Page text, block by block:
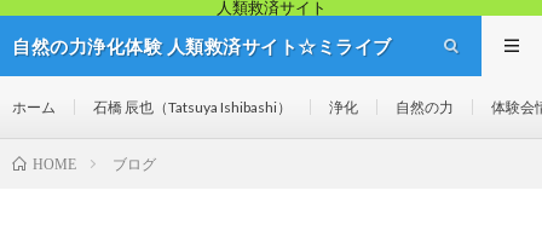
人類救済サイト
自然の力浄化体験 人類救済サイト☆ミライブ
ホーム 石橋 辰也（Tatsuya Ishibashi） 浄化 自然の力 体験会
HOME ブログ